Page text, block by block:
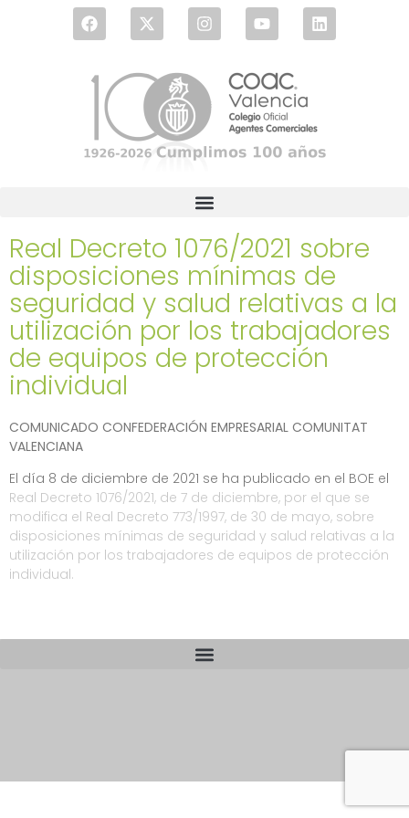
Real Decreto 1076/2021 sobre
disposiciones mínimas de
seguridad y salud relativas a la
utilización por los trabajadores
de equipos de protección
individual
COMUNICADO CONFEDERACIÓN EMPRESARIAL COMUNITAT
VALENCIANA
El día 8 de diciembre de 2021 se ha publicado en el BOE el
Real Decreto 1076/2021, de 7 de diciembre, por el que se
modifica el Real Decreto 773/1997, de 30 de mayo, sobre
disposiciones mínimas de seguridad y salud relativas a la
utilización por los trabajadores de equipos de protección
individual.